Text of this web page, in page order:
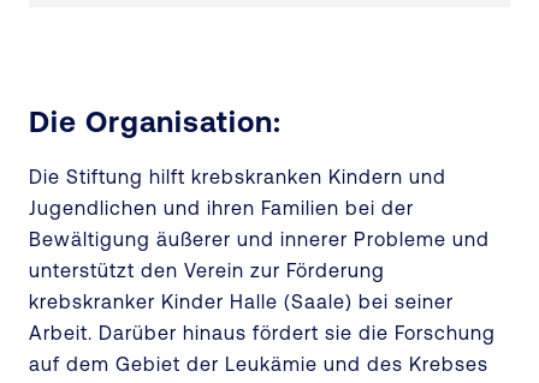
Die Organisation:
Die Stiftung hilft krebskranken Kindern und
Jugendlichen und ihren Familien bei der
Bewältigung äußerer und innerer Probleme und
unterstützt den Verein zur Förderung
krebskranker Kinder Halle (Saale) bei seiner
Arbeit. Darüber hinaus fördert sie die Forschung
auf dem Gebiet der Leukämie und des Krebses